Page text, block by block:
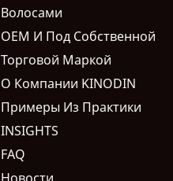
Волосами
OEM И Под Собственной
Торговой Маркой
О Компании KINODIN
Примеры Из Практики
INSIGHTS
FAQ